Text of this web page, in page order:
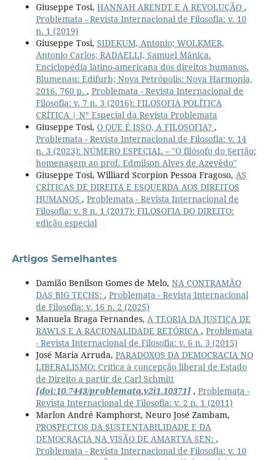
Giuseppe Tosi, HANNAH ARENDT E A REVOLUÇÃO ,
Problemata - Revista Internacional de Filosofia: v. 10
n. 1 (2019)
Giuseppe Tosi, SIDEKUM, Antonio; WOLKMER,
Antonio Carlos; RADAELLI, Samuel Mânica.
Enciclopédia latino-americana dos direitos humanos.
Blumenau: Edifurb; Nova Petrópolis: Nova Harmonia,
2016. 760 p. , Problemata - Revista Internacional de
Filosofia: v. 7 n. 3 (2016): FILOSOFIA POLÍTICA
CRÍTICA | N° Especial da Revista Problemata
Giuseppe Tosi, O QUE É ISSO, A FILOSOFIA? ,
Problemata - Revista Internacional de Filosofia: v. 14
n. 3 (2023): NÚMERO ESPECIAL – "O filósofo do Sertão:
homenagem ao prof. Edmilson Alves de Azevêdo"
Giuseppe Tosi, Williard Scorpion Pessoa Fragoso, AS
CRÍTICAS DE DIREITA E ESQUERDA AOS DIREITOS
HUMANOS , Problemata - Revista Internacional de
Filosofia: v. 8 n. 1 (2017): FILOSOFIA DO DIREITO:
edição especial
Artigos Semelhantes
Damião Benilson Gomes de Melo, NA CONTRAMÃO
DAS BIG TECHS: , Problemata - Revista Internacional
de Filosofia: v. 16 n. 2 (2025)
Manuela Braga Fernandes, A TEORIA DA JUSTIÇA DE
RAWLS E A RACIONALIDADE RETÓRICA , Problemata
- Revista Internacional de Filosofia: v. 6 n. 3 (2015)
José Maria Arruda, PARADOXOS DA DEMOCRACIA NO
LIBERALISMO: Crítica à concepção liberal de Estado
de Direito a partir de Carl Schmitt
[doi:10.7443/problemata.v2i1.10371], Problemata -
Revista Internacional de Filosofia: v. 2 n. 1 (2011)
Marlon André Kamphorst, Neuro José Zambam,
PROSPECTOS DA SUSTENTABILIDADE E DA
DEMOCRACIA NA VISÃO DE AMARTYA SEN: ,
Problemata - Revista Internacional de Filosofia: v. 10